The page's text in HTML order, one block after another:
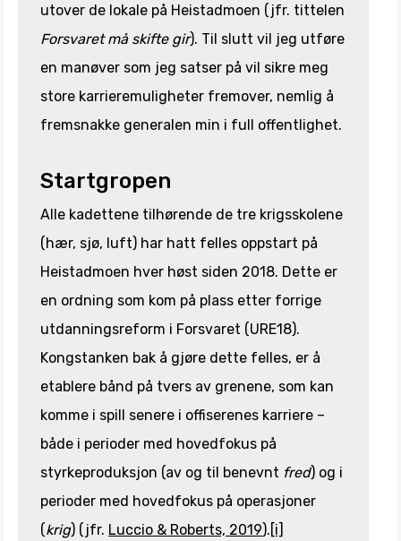
utover de lokale på Heistadmoen (jfr. tittelen
Forsvaret må skifte gir). Til slutt vil jeg utføre
en manøver som jeg satser på vil sikre meg
store karrieremuligheter fremover, nemlig å
fremsnakke generalen min i full offentlighet.
Startgropen
Alle kadettene tilhørende de tre krigsskolene
(hær, sjø, luft) har hatt felles oppstart på
Heistadmoen hver høst siden 2018. Dette er
en ordning som kom på plass etter forrige
utdanningsreform i Forsvaret (URE18).
Kongstanken bak å gjøre dette felles, er å
etablere bånd på tvers av grenene, som kan
komme i spill senere i offiserenes karriere –
både i perioder med hovedfokus på
styrkeproduksjon (av og til benevnt fred) og i
perioder med hovedfokus på operasjoner
(krig) (jfr. Luccio & Roberts, 2019).[i]